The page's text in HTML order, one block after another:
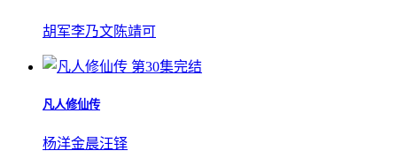
胡军李乃文陈靖可
第30集完结
凡人修仙传
杨洋金晨汪铎